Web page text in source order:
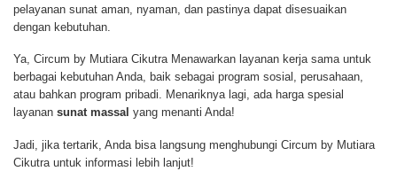
pelayanan sunat aman, nyaman, dan pastinya dapat disesuaikan
dengan kebutuhan.
Ya, Circum by Mutiara Cikutra Menawarkan layanan kerja sama untuk
berbagai kebutuhan Anda, baik sebagai program sosial, perusahaan,
atau bahkan program pribadi. Menariknya lagi, ada harga spesial
layanan sunat massal yang menanti Anda!
Jadi, jika tertarik, Anda bisa langsung menghubungi Circum by Mutiara
Cikutra untuk informasi lebih lanjut!